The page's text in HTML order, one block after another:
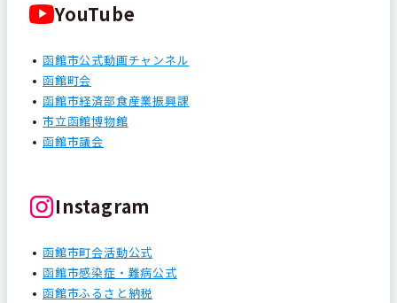
YouTube
函館市公式動画チャンネル
函館町会
函館市経済部食産業振興課
市立函館博物館
函館市議会
Instagram
函館市町会活動公式
函館市感染症・難病公式
函館市ふるさと納税